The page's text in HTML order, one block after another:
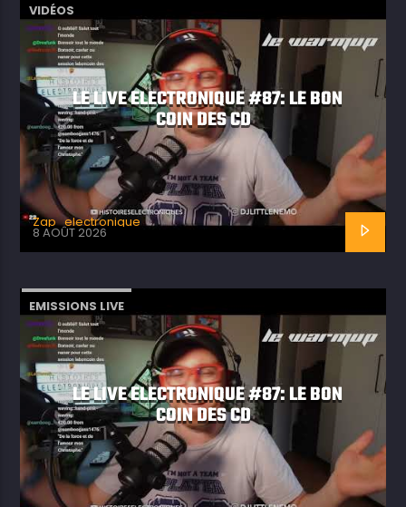
VIDÉOS
LE LIVE ELECTRONIQUE #87: LE BON
COIN DES CD
Zap_electronique
8 AOÛT 2026
EMISSIONS LIVE
LE LIVE ELECTRONIQUE #87: LE BON
COIN DES CD